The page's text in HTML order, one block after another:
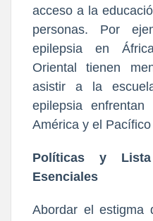
acceso a la
personas. Por
epilepsia en
Oriental tienen
asistir a la
epilepsia
América y el
Políticas y Lista
Esenciales
Abordar el estigma